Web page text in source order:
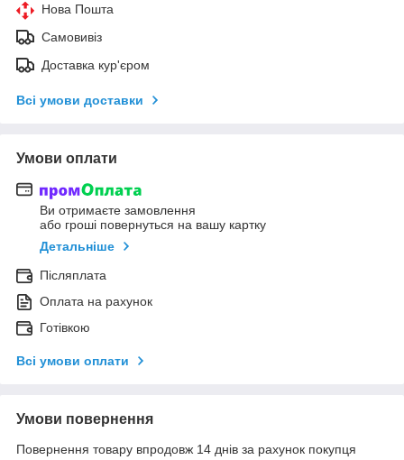
Нова Пошта
Самовивіз
Доставка кур'єром
Всі умови доставки
Умови оплати
Ви отримаєте замовлення
або гроші повернуться на вашу картку
Детальніше
Післяплата
Оплата на рахунок
Готівкою
Всі умови оплати
Умови повернення
Повернення товару впродовж 14 днів за рахунок покупця